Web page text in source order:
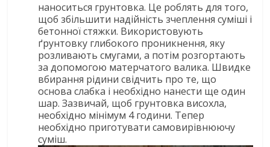
наноситься грунтовка. Це роблять для того,
щоб збільшити надійність зчеплення суміші і
бетонної стяжки. Використовують
ґрунтовку глибокого проникнення, яку
розливають смугами, а потім розгортають
за допомогою матерчатого валика. Швидке
вбирання рідини свідчить про те, що
основа слабка і необхідно нанести ще один
шар. Зазвичай, щоб грунтовка висохла,
необхідно мінімум 4 години. Тепер
необхідно приготувати самовирівнюючу
суміш.